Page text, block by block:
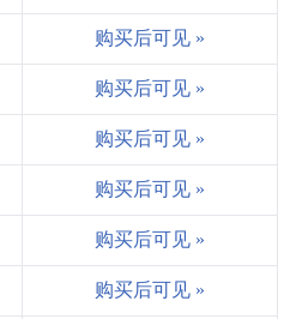
购买后可见 »
购买后可见 »
购买后可见 »
购买后可见 »
购买后可见 »
购买后可见 »